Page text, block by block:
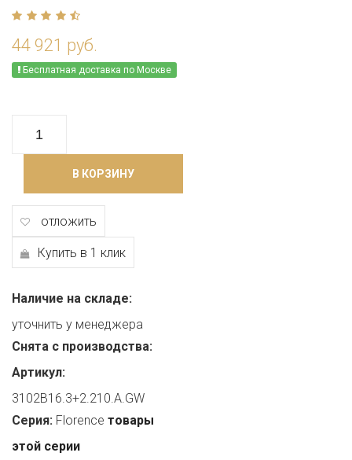
44 921 руб.
Бесплатная доставка по Москве
В КОРЗИНУ
отложить
Купить в 1 клик
Наличие на складе:
уточнить у менеджера
Снята с производства:
Артикул:
3102B16.3+2.210.A.GW
Серия: Florence товары
этой серии